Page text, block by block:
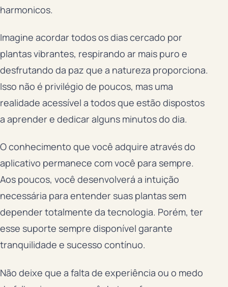
harmonicos.
Imagine acordar todos os dias cercado por
plantas vibrantes, respirando ar mais puro e
desfrutando da paz que a natureza proporciona.
Isso não é privilégio de poucos, mas uma
realidade acessível a todos que estão dispostos
a aprender e dedicar alguns minutos do dia.
O conhecimento que você adquire através do
aplicativo permanece com você para sempre.
Aos poucos, você desenvolverá a intuição
necessária para entender suas plantas sem
depender totalmente da tecnologia. Porém, ter
esse suporte sempre disponível garante
tranquilidade e sucesso contínuo.
Não deixe que a falta de experiência ou o medo